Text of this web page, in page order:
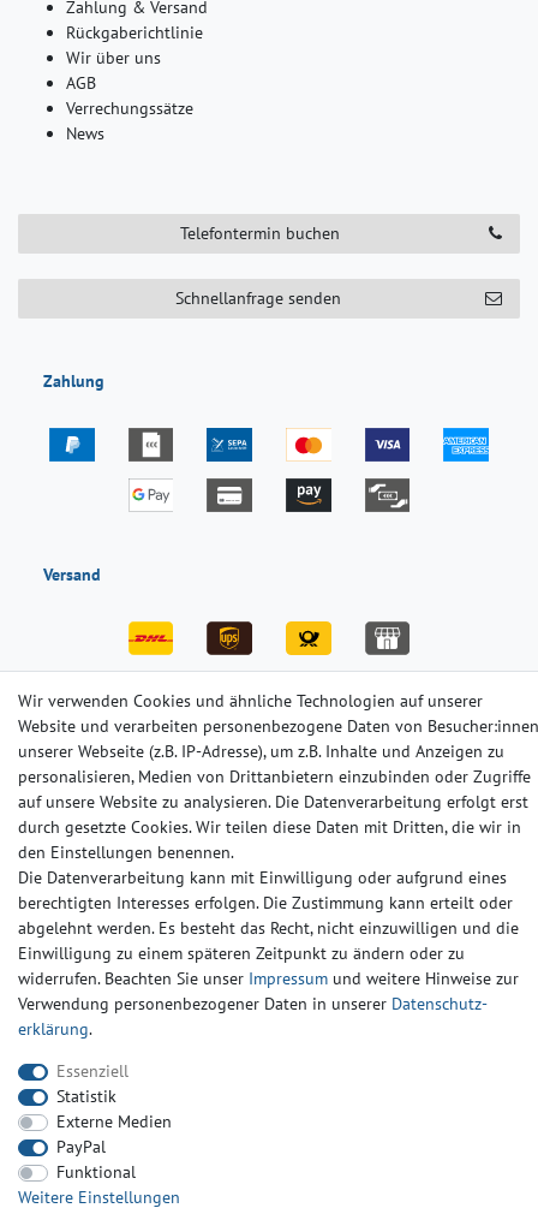
Zahlung & Versand
Rückgaberichtlinie
Wir über uns
AGB
Verrechungssätze
News
Telefontermin buchen
Schnellanfrage senden
Zahlung
Versand
Impressum Daten­schutz­erklärung AGB
Barrierefreiheitserklärung Widerrufs­recht Kontakt
Wir verwenden Cookies und ähnliche Technologien auf unserer
Website und verarbeiten personenbezogene Daten von Besucher:innen
unserer Webseite (z.B. IP-Adresse), um z.B. Inhalte und Anzeigen zu
personalisieren, Medien von Drittanbietern einzubinden oder Zugriffe
auf unsere Website zu analysieren. Die Datenverarbeitung erfolgt erst
durch gesetzte Cookies. Wir teilen diese Daten mit Dritten, die wir in
den Einstellungen benennen.
Die Datenverarbeitung kann mit Einwilligung oder aufgrund eines
berechtigten Interesses erfolgen. Die Zustimmung kann erteilt oder
abgelehnt werden. Es besteht das Recht, nicht einzuwilligen und die
Einwilligung zu einem späteren Zeitpunkt zu ändern oder zu
widerrufen. Beachten Sie unser Impressum und weitere Hinweise zur
Verwendung personenbezogener Daten in unserer Daten­schutz­
erklärung.
Essenziell
Statistik
Externe Medien
PayPal
Funktional
Weitere Einstellungen
© Copyright 2024-2025 | Alle Rechte vorbehalten.
Widerrufs­recht Widerrufs­formular Impressum